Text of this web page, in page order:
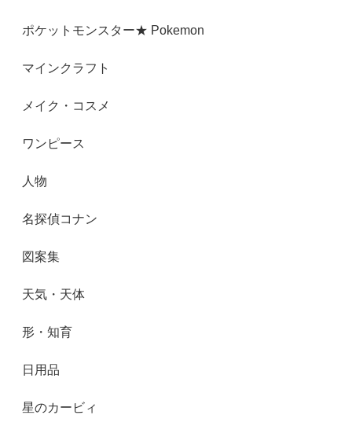
ポケットモンスター★ Pokemon
マインクラフト
メイク・コスメ
ワンピース
人物
名探偵コナン
図案集
天気・天体
形・知育
日用品
星のカービィ